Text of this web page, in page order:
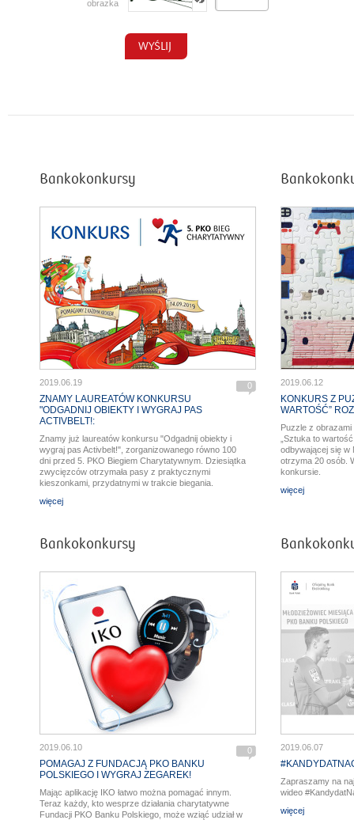
obrazka
Bankokonkursy
0
2019.06.19
ZNAMY LAUREATÓW KONKURSU
"ODGADNIJ OBIEKTY I WYGRAJ PAS
ACTIVBELT!:
Znamy już laureatów konkursu "Odgadnij obiekty i
wygraj pas Activbelt!", zorganizowanego równo 100
dni przed 5. PKO Biegiem Charytatywnym. Dziesiątka
zwycięzców otrzymała pasy z praktycznymi
kieszonkami, przydatnymi w trakcie biegania.
więcej
2019.06.12
KONKURS Z
WARTOŚĆ”
Puzzle z
„Sztuka to
odbywającej się w
otrzyma 20 osób.
konkursie.
więcej
Bankokonkursy
0
2019.06.10
POMAGAJ Z FUNDACJĄ PKO BANKU
POLSKIEGO I WYGRAJ ZEGAREK!
Mając aplikację IKO łatwo można pomagać innym.
Teraz każdy, kto wesprze działania charytatywne
Fundacji PKO Banku Polskiego, może wziąć udział w
2019.06.07
Zapraszamy na
wideo
więcej